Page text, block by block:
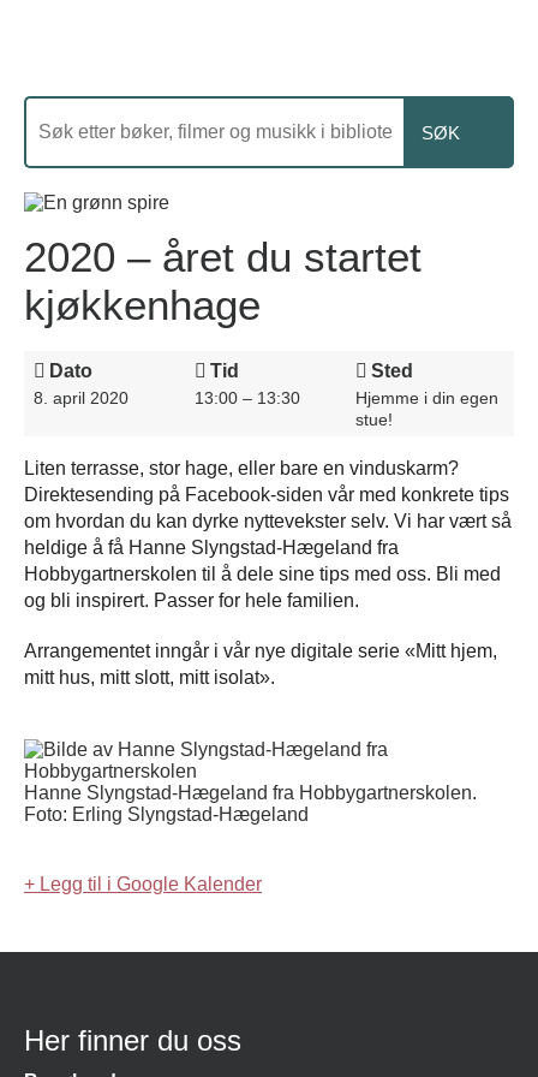
2020 – året du startet
kjøkkenhage
Dato
8. april 2020
Tid
13:00 – 13:30
Sted
Hjemme i din egen
stue!
Liten terrasse, stor hage, eller bare en vinduskarm?
Direktesending på Facebook-siden vår med konkrete tips
om hvordan du kan dyrke nyttevekster selv. Vi har vært så
heldige å få Hanne Slyngstad-Hægeland fra
Hobbygartnerskolen til å dele sine tips med oss. Bli med
og bli inspirert. Passer for hele familien.
Arrangementet inngår i vår nye digitale serie «Mitt hjem,
mitt hus, mitt slott, mitt isolat».
Hanne Slyngstad-Hægeland fra Hobbygartnerskolen.
Foto: Erling Slyngstad-Hægeland
+ Legg til i Google Kalender
Her finner du oss